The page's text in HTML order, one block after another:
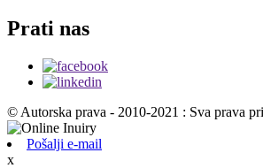
Prati nas
© Autorska prava - 2010-2021 : Sva prava
Pošalji e-mail
x